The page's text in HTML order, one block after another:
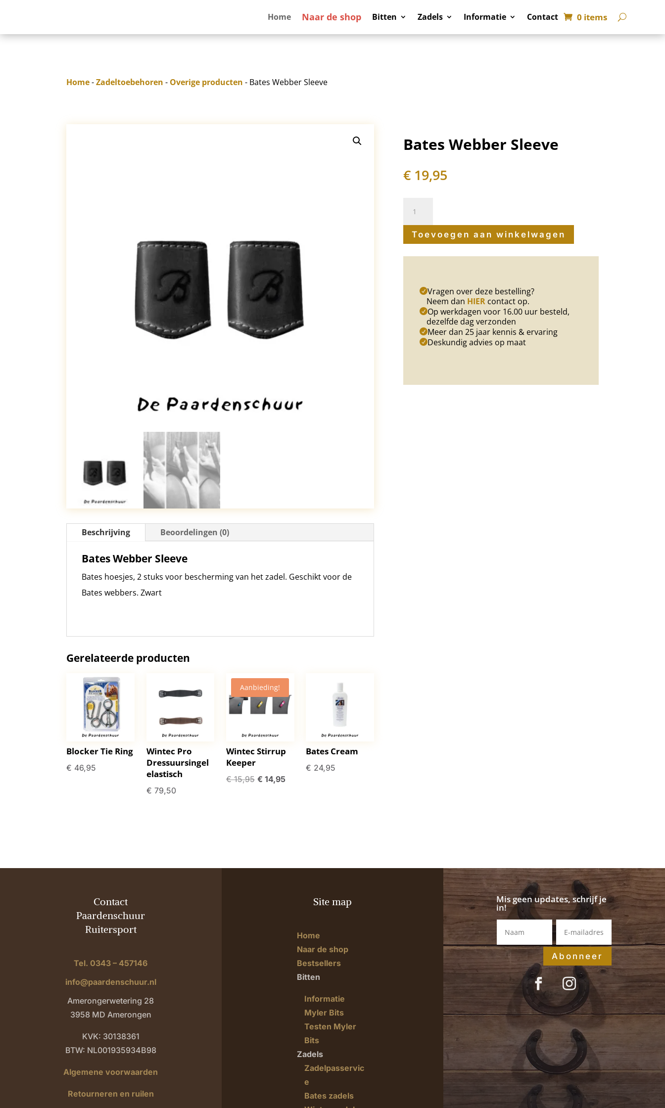
Home Naar de shop Bitten Zadels Informatie Contact 0 items
Home-Zadeltoebehoren - Overige producten - Bates Webber Sleeve
Beschrijving Beoordelingen (0)
Bates Webber Sleeve
Bates hoesjes, 2 stuks voor bescherming van het zadel. Geschikt voor de
Bates webbers. Zwart
Gerelateerde producten
Blocker Tie Ring
€ 46,95
Wintec Pro
Dressuursingel
elastisch
€ 79,50
Aanbieding!
Wintec Stirrup
Keeper
€15,95 Oorspronkelijke
€ 14,95Huidige
Bates Cream
€ 24,95
Bates Webber Sleeve
€19,95
Sleeve
Toevoegen aan winkelwagen
Vragen over deze bestelling?
Neem dan HIERcontact op.
Op werkdagen voor 16.00 uur besteld,
dezelfde dag verzonden
Meer dan 25 jaar kennis & ervaring
Deskundig advies op maat
Contact
Paardenschuur
Ruitersport
Tel. 0343 – 457146
info@paardenschuur.nl
Amerongerwetering 28
3958 MD Amerongen
KVK: 30138361
BTW: NL001935934B98
Algemene voorwaarden
Retourneren en ruilen
Site map
Home
Naar de shop
Bestsellers
Bitten
Informatie
Myler Bits
Testen Myler
Bits
Zadels
Zadelpasservic
e
Bates zadels
Mis geen updates, schrijf je
in!
Abonneer